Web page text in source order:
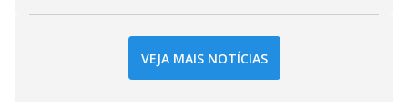
VEJA MAIS NOTÍCIAS